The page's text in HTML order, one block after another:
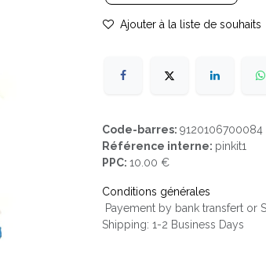
Ajouter à la liste de souhaits
Code-barres: 9120106700084
Référence interne: pinkit1
PPC: 10.00 €
Conditions générales
Payement by bank transfert or
Shipping: 1-2 Business Days